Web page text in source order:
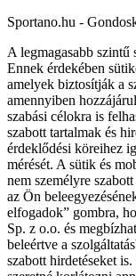
Sportano.hu -
A legmagasabb szintű
Ennek érdekében
amelyek biztosítják a
amennyiben
szabási célokra is
szabott tartalmak és
érdeklődési köreihez
mérését. A sütik és
nem személyre
az Ön
elfogadok” gombra,
Sp. z o.o. és
beleértve a
szabott hirdetéseket